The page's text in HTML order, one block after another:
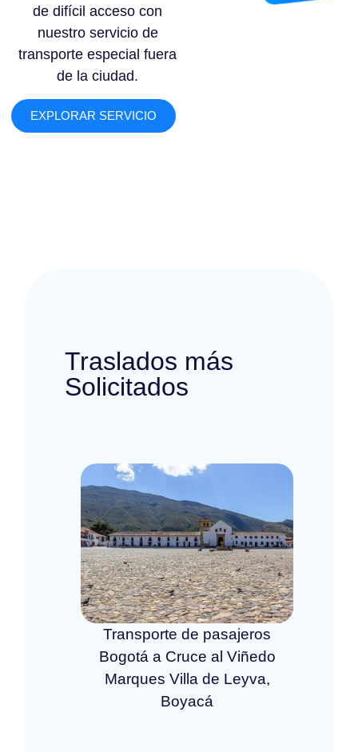
de difícil acceso con
nuestro servicio de
transporte especial fuera
de la ciudad.
EXPLORAR SERVICIO
Traslados más
Solicitados
Transporte de pasajeros
Bogotá a Cruce al Viñedo
Marques Villa de Leyva,
Boyacá